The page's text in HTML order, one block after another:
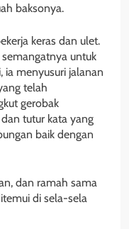
baksonya.
keras dan ulet.
untuk
ia menyusuri jalanan
telah
gerobak
tutur kata yang
baik dengan
dan ramah sama
di sela-sela